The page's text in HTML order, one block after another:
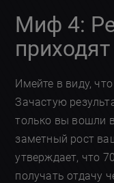
Миф 4:
приходят
Имейте в виду,
Зачастую
только вы вошли
заметный рост
утверждает, что
получать отдачу